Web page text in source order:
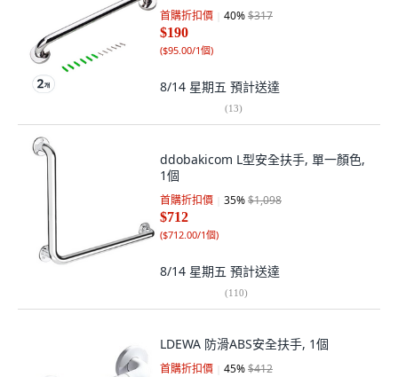
首購折扣價 40%$317
$190
($95.00/1個)
8/14 星期五 預計送達
(13)
ddobakicom L型安全扶手, 單一顏色,
1個
首購折扣價 35%$1,098
$712
($712.00/1個)
8/14 星期五 預計送達
(110)
LDEWA 防滑ABS安全扶手, 1個
首購折扣價 45%$412